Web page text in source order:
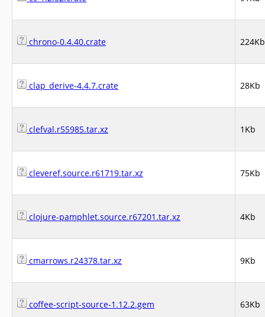
chrono-0.4.40.crate 224Kb
clap_derive-4.4.7.crate 28Kb
clefval.r55985.tar.xz 1Kb
cleveref.source.r61719.tar.xz 75Kb
clojure-pamphlet.source.r67201.tar.xz 4Kb
cmarrows.r24378.tar.xz 9Kb
coffee-script-source-1.12.2.gem 63Kb